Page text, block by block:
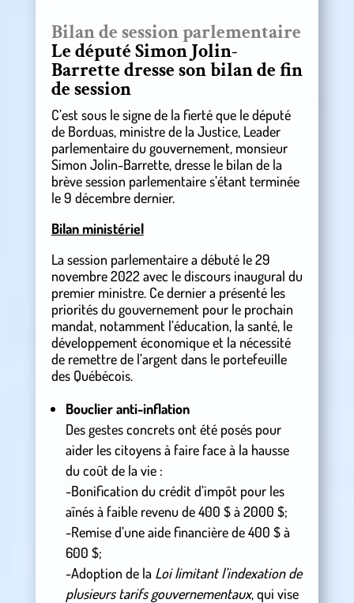
Bilan de session parlementaire
Le député Simon Jolin-
Barrette dresse son bilan de fin
de session
C’est sous le signe de la fierté que le député
de Borduas, ministre de la Justice, Leader
parlementaire du gouvernement, monsieur
Simon Jolin-Barrette, dresse le bilan de la
brève session parlementaire s’étant terminée
le 9 décembre dernier.
Bilan ministériel
La session parlementaire a débuté le 29
novembre 2022 avec le discours inaugural du
premier ministre. Ce dernier a présenté les
priorités du gouvernement pour le prochain
mandat, notamment l’éducation, la santé, le
développement économique et la nécessité
de remettre de l’argent dans le portefeuille
des Québécois.
Bouclier anti-inflation
Des gestes concrets ont été posés pour
aider les citoyens à faire face à la hausse
du coût de la vie :
-Bonification du crédit d’impôt pour les
aînés à faible revenu de 400 $ à 2000 $;
-Remise d’une aide financière de 400 $ à
600 $;
-Adoption de la Loi limitant l’indexation de
plusieurs tarifs gouvernementaux, qui vise